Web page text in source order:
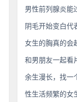
男性前列腺炎能
阴毛开始变白代
女生的胸真的会
和男朋友一起看
余生漫长，找一
性生活频繁的女